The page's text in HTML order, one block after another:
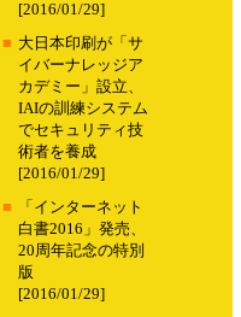
[2016/01/29]
■ 大日本印刷が「サ
イバーナレッジア
カデミー」設立、
IAIの訓練システム
でセキュリティ技
術者を養成
[2016/01/29]
■
「インターネット
白書2016」発売、
20周年記念の特別
版
[2016/01/29]